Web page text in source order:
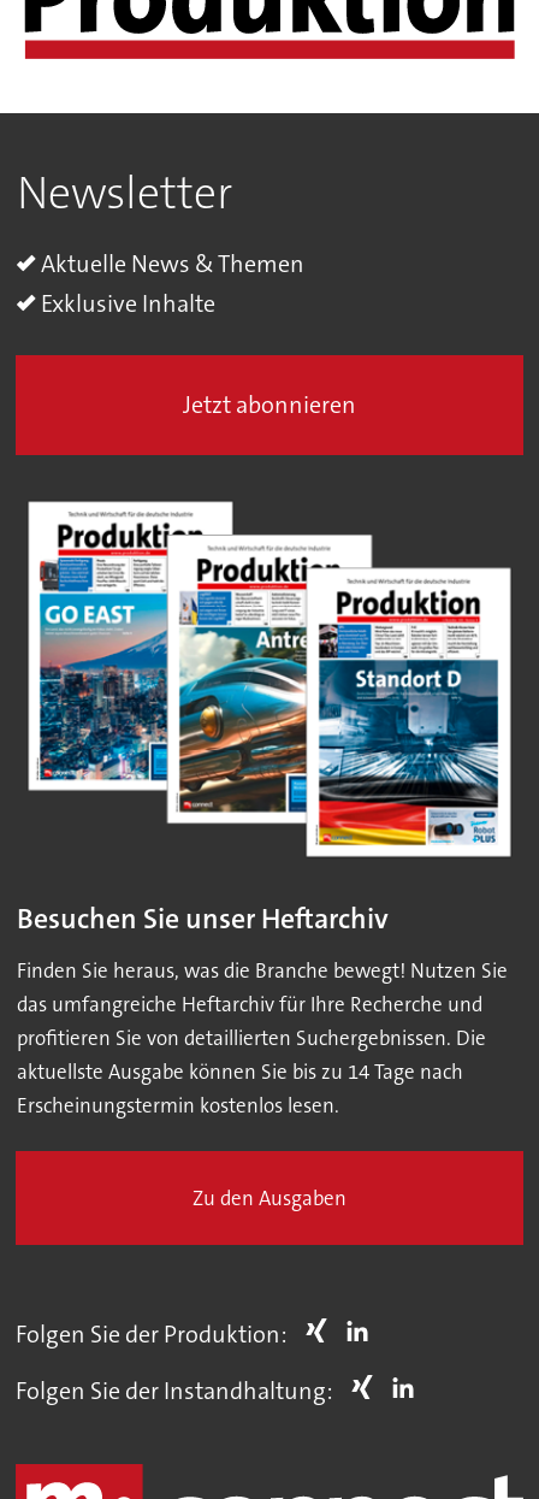
Newsletter
Aktuelle News & Themen
Exklusive Inhalte
Jetzt abonnieren
Besuchen Sie unser Heftarchiv
Finden Sie heraus, was die Branche bewegt! Nutzen Sie
das umfangreiche Heftarchiv für Ihre Recherche und
profitieren Sie von detaillierten Suchergebnissen. Die
aktuellste Ausgabe können Sie bis zu 14 Tage nach
Erscheinungstermin kostenlos lesen.
Zu den Ausgaben
Folgen Sie der Produktion:
Folgen Sie der Instandhaltung: